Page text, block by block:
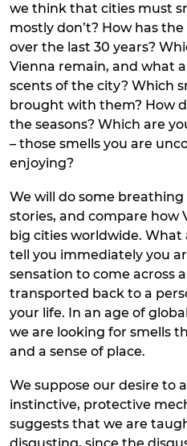
we think that cities must
mostly don’t? How has
over the last 30 years?
Vienna remain, and what
scents of the city? Which
brought with them? How
the seasons? Which are
– those smells you are
enjoying?
We will do some
stories, and compare how
big cities worldwide.
tell you immediately you
sensation to come across
transported back to a
your life. In an age of
we are looking for smells
and a sense of place.
We suppose our desire to
instinctive, protective
suggests that we are
disgusting, since the